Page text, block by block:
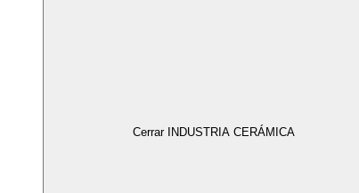
Cerrar INDUSTRIA CERÁMICA